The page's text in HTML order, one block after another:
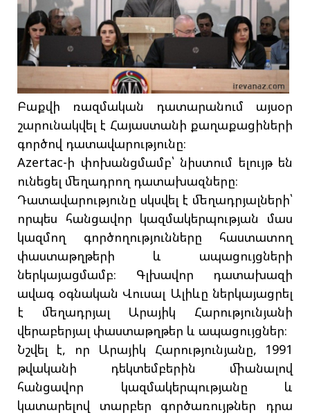
Բաքվի ռազմական դատարանում այսօր
շարունակվել է Հայաստանի քաղաքացիների
գործով դատավարությունը։
Azertac-ի փոխանցմամբ՝ նիստում ելույթ են
ունեցել մեղադրող դատախազները։
Դատավարությունը սկսվել է մեղադրյալների՝
որպես հանցավոր կազմակերպության մաս
կազմող գործողությունները հաստատող
փաստաթղթերի և ապացույցների
ներկայացմամբ։ Գլխավոր դատախազի
ավագ օգնական Վուսալ Ալիևը ներկայացրել
է մեղադրյալ Արայիկ Հարությունյանի
վերաբերյալ փաստաթղթեր և ապացույցներ։
Նշվել է, որ Արայիկ Հարությունյանը, 1991
թվականի դեկտեմբերին միանալով
հանցավոր կազմակերպությանը և
կատարելով տարբեր գործառույթներ դրա